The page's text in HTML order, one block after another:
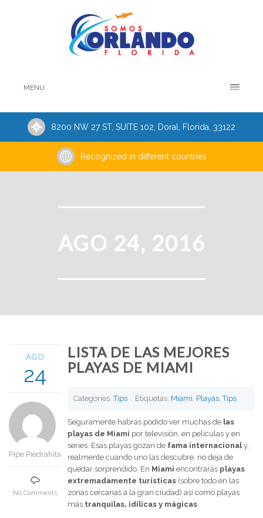
MENU
8200 NW 27 ST, SUITE 102, Doral, Florida, 33122
Recognized in different countries
AGO 24, 2016
AGO
24
Pipe Piedrahita
No Comments
LISTA DE LAS MEJORES
PLAYAS DE MIAMI
Categories:Tips Etiquetas: Miami, Playas,Tips
Seguramente habrás podido ver muchas de las
playas de Miami por televisión, en películas y en
series. Esas playas gozan de fama internacionaly,
realmente cuando uno las descubre, no deja de
quedar sorprendido. En Miami encontrarás playas
extremadamente turísticas (sobre todo en las
zonas cercanas a la gran ciudad) así como playas
más tranquilas, idílicas y mágicas.